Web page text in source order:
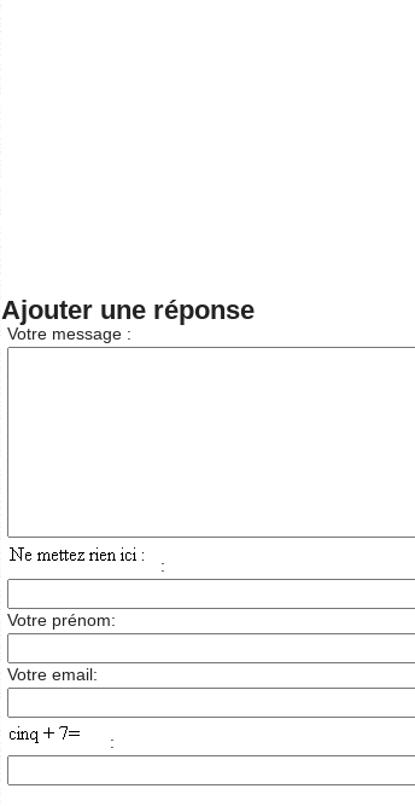
Ajouter une réponse
Votre message :
:
Votre prénom:
Votre email:
: